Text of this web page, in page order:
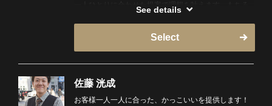
一人ひとりに合わせた提案で理想を叶えます。もちろ
是非新橋でお待ちしています。
See details
Select
佐藤 洸成
お客様一人一人に合った、かっこいいを提供します！